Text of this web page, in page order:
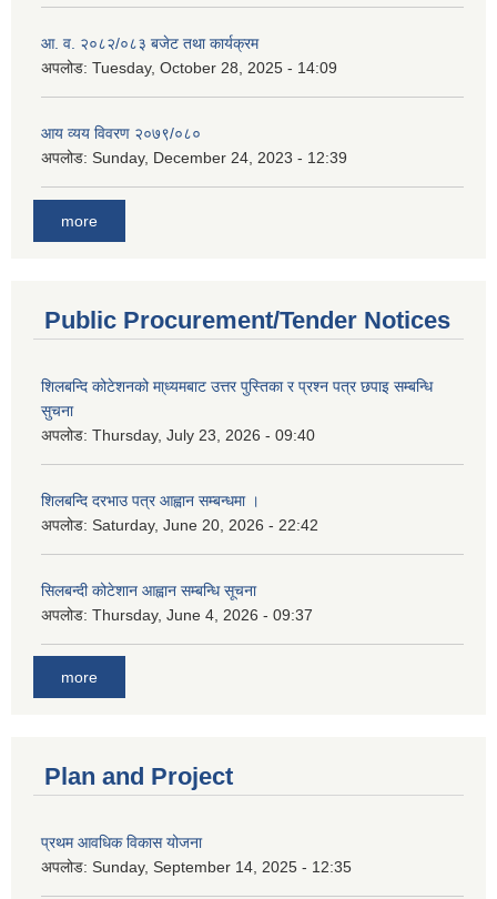
आ. व. २०८२/०८३ बजेट तथा कार्यक्रम
अपलोड: Tuesday, October 28, 2025 - 14:09
आय व्यय विवरण २०७९/०८०
अपलोड: Sunday, December 24, 2023 - 12:39
more
Public Procurement/Tender Notices
शिलबन्दि कोटेशनको मा्ध्यमबाट उत्तर पुस्तिका र प्रश्न पत्र छपाइ सम्बन्धि
सुचना
अपलोड: Thursday, July 23, 2026 - 09:40
शिलबन्दि दरभाउ पत्र आह्वान सम्बन्धमा ।
अपलोड: Saturday, June 20, 2026 - 22:42
सिलबन्दी कोटेशान आह्वान सम्बन्धि सूचना
अपलोड: Thursday, June 4, 2026 - 09:37
more
Plan and Project
प्रथम आवधिक विकास योजना
अपलोड: Sunday, September 14, 2025 - 12:35